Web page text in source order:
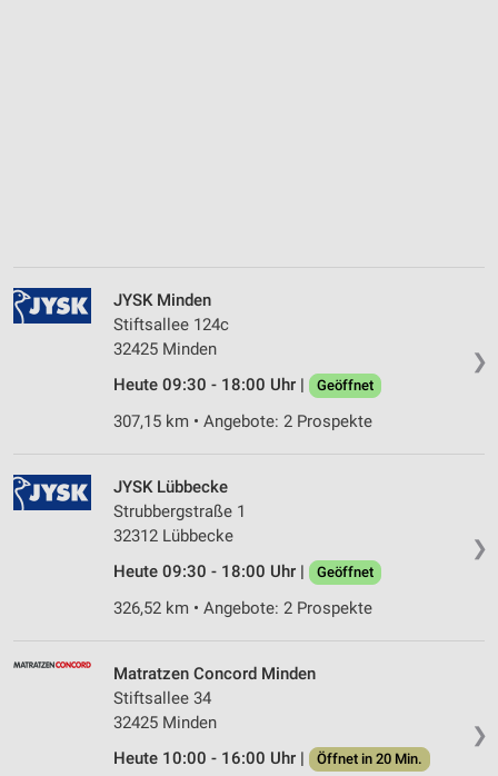
❯
JYSK Minden
Stiftsallee 124c
32425 Minden
Heute 09:30 - 18:00 Uhr |
Geöffnet
307,15 km • Angebote: 2 Prospekte
❯
JYSK Lübbecke
Strubbergstraße 1
32312 Lübbecke
Heute 09:30 - 18:00 Uhr |
Geöffnet
326,52 km • Angebote: 2 Prospekte
❯
Matratzen Concord Minden
Stiftsallee 34
32425 Minden
Heute 10:00 - 16:00 Uhr |
Öffnet in 20 Min.